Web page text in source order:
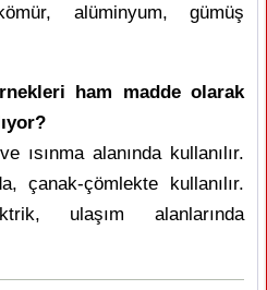
alüminyum, gümüş
ham madde olarak
ısınma alanında kullanılır.
çanak-çömlekte kullanılır.
ulaşım alanlarında